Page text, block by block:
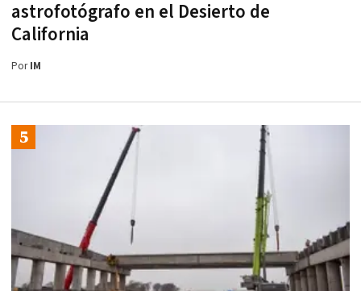
astrofotógrafo en el Desierto de
California
PorIM